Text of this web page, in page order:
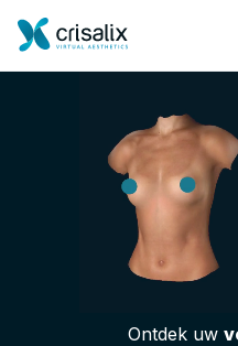
Huis chirurg
3D business platform
Ontdek uw